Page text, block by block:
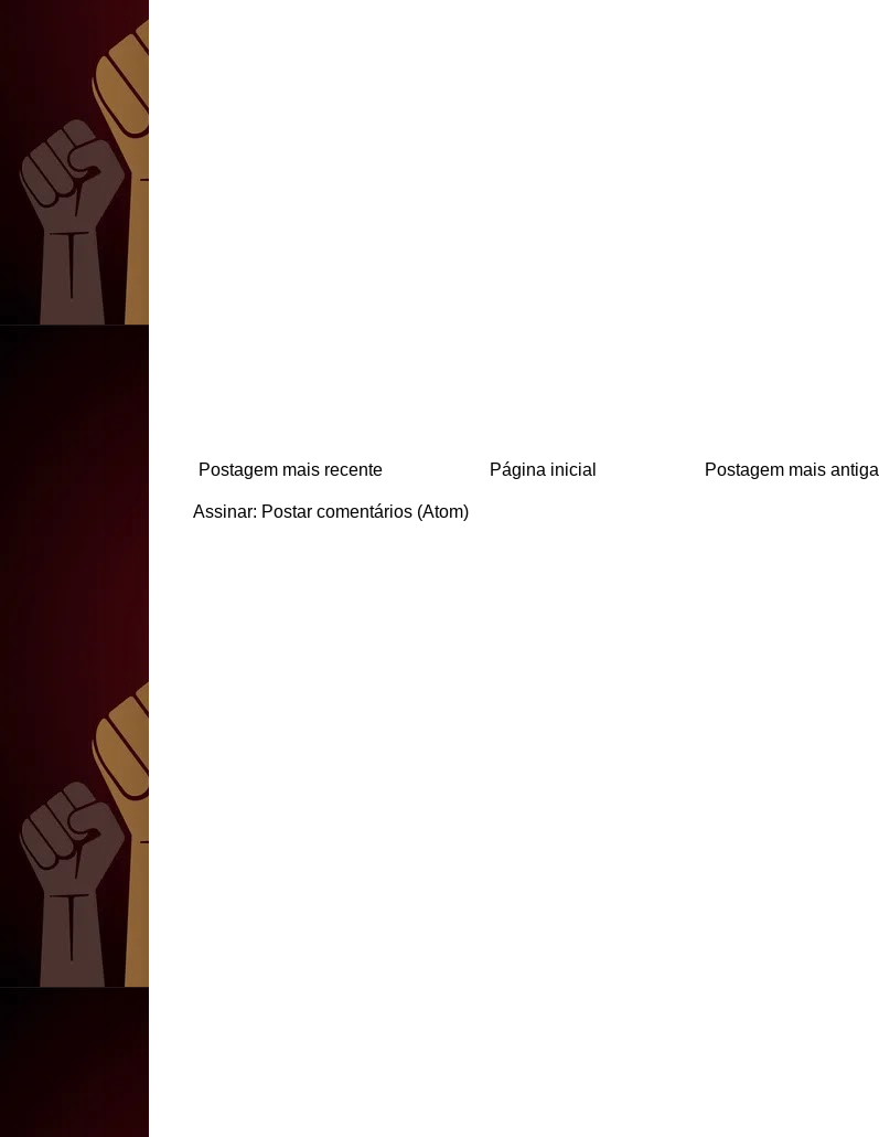
Postagem mais recente Postagem mais antiga
Página inicial
Assinar: Postar comentários (Atom)